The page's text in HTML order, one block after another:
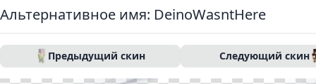
Альтернативное имя: DeinoWasntHere
Предыдущий скин Следующий скин